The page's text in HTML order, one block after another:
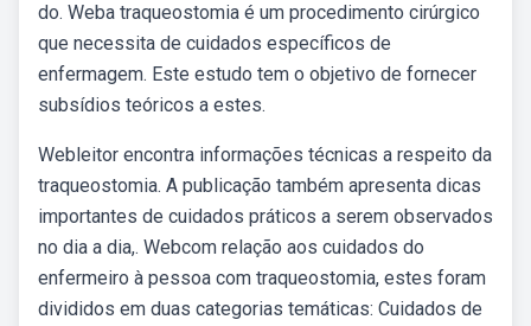
do. Weba traqueostomia é um procedimento cirúrgico
que necessita de cuidados específicos de
enfermagem. Este estudo tem o objetivo de fornecer
subsídios teóricos a estes.
Webleitor encontra informações técnicas a respeito da
traqueostomia. A publicação também apresenta dicas
importantes de cuidados práticos a serem observados
no dia a dia,. Webcom relação aos cuidados do
enfermeiro à pessoa com traqueostomia, estes foram
divididos em duas categorias temáticas: Cuidados de